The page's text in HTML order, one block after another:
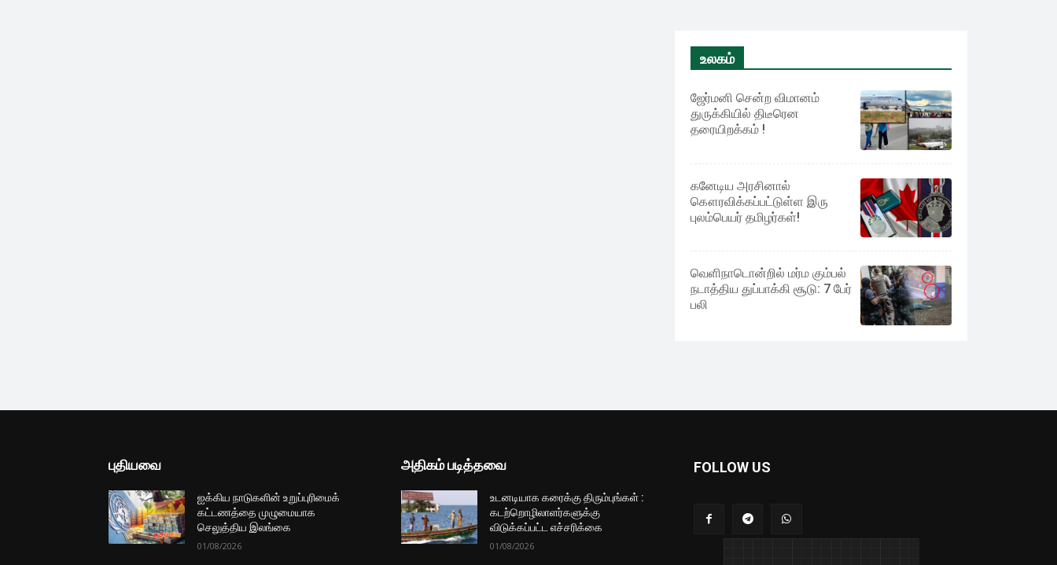
உலகம்
ஜேர்மனி சென்ற விமானம்
துருக்கியில் திடீரென
தரையிறக்கம் !
கனேடிய அரசினால்
கௌரவிக்கப்பட்டுள்ள இரு
புலம்பெயர் தமிழர்கள்!
வெளிநாடொன்றில் மர்ம கும்பல்
நடாத்திய துப்பாக்கி சூடு: 7 பேர்
பலி
புதியவை
ஐக்கிய நாடுகளின் உறுப்புரிமைக்
கட்டணத்தை முழுமையாக
செலுத்திய இலங்கை
01/08/2026
அதிகம் படித்தவை
உடனடியாக கரைக்கு திரும்புங்கள் :
கடற்றொழிலாளர்களுக்கு
விடுக்கப்பட்ட எச்சரிக்கை
01/08/2026
FOLLOW US